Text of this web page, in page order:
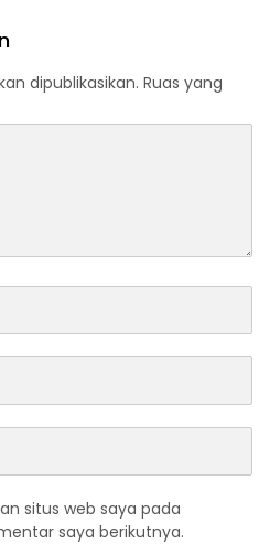
dipublikasikan. Ruas yang
situs web saya pada
saya berikutnya.